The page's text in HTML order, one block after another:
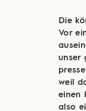
Die
Vor
unser
weil
einen
also